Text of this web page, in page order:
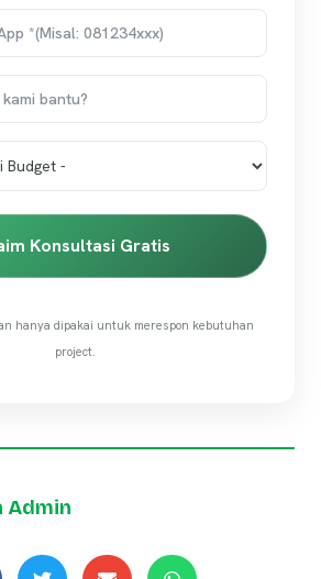
Konsultasi Gratis
hanya dipakai untuk merespon kebutuhan
project.
Admin